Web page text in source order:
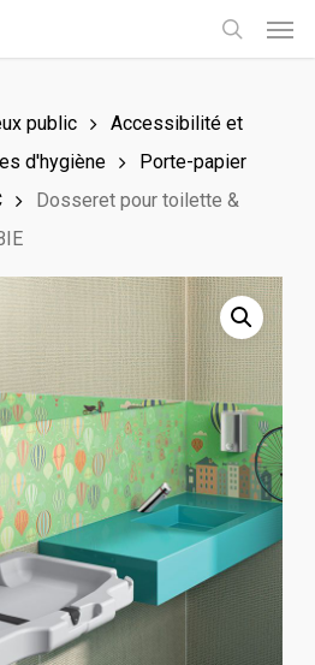
search
public
Accessibilité et
d'hygiène
Porte-papier
Dosseret pour toilette &